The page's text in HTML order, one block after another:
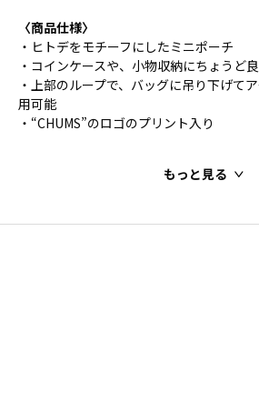
〈商品仕様〉
・ヒトデをモチーフにしたミニポーチ
・コインケースや、小物収納にちょうど
・上部のループで、バッグに吊り下げて
用可能
・“CHUMS”のロゴのプリント入り
もっと見る